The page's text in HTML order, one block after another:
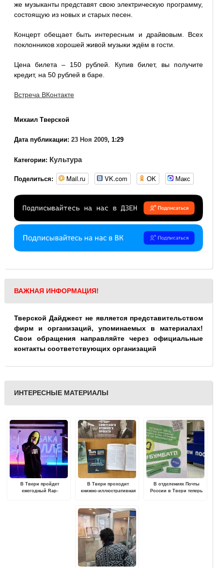
же музыканты представят свою электрическую программу,
состоящую из новых и старых песен.
Концерт обещает быть интересным и драйвовым. Всех
поклонников хорошей живой музыки ждём в гости.
Цена билета – 150 рублей. Купив билет, вы получите
кредит, на 50 рублей в баре.
Встреча ВКонтакте
Михаил Тверской
Дата публикации: 23 Ноя 2009, 1:29
Категории: Культура
Поделиться: Mail.ru VK.com OK Макс
ВАЖНАЯ ИНФОРМАЦИЯ!
Тверской Дайджест не является представительством
фирм и организаций, упоминаемых в материалах!
Свои обращения направляйте через официальные
контакты соответствующих организаций
ИНТЕРЕСНЫЕ МАТЕРИАЛЫ
В Твери пройдет
ежегодный Rap-
В Твери проходит
книжно-иллюстративная
проекта"
В отделениях Почты
России в Твери теперь